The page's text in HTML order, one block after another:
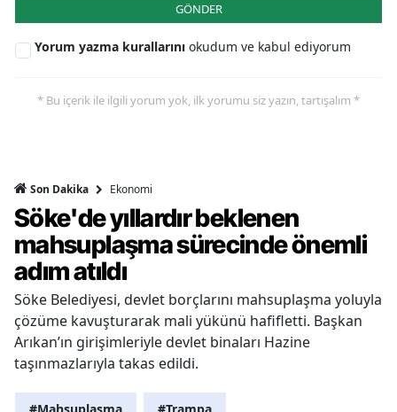
GÖNDER
Yorum yazma kurallarını okudum ve kabul ediyorum
* Bu içerik ile ilgili yorum yok, ilk yorumu siz yazın, tartışalım *
Son Dakika Ekonomi
Söke'de yıllardır beklenen
mahsuplaşma sürecinde önemli
adım atıldı
Söke Belediyesi, devlet borçlarını mahsuplaşma yoluyla
çözüme kavuşturarak mali yükünü hafifletti. Başkan
Arıkan’ın girişimleriyle devlet binaları Hazine
taşınmazlarıyla takas edildi.